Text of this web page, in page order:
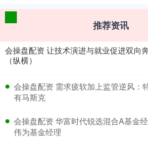
推荐资讯
会操盘配资 让技术演进与就业促进双向
（纵横）
会操盘配资 需求疲软加上监管逆风：
有马斯克
会操盘配资 华富时代锐选混合A基金
伟为基金经理